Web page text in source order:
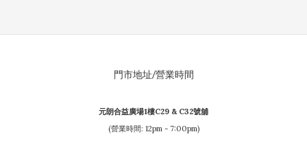
門市地址/營業時間
元朗合益廣場1樓C29 & C32號舖
(營業時間: 12pm - 7:00pm)